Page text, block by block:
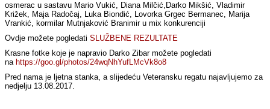
osmerac u sastavu Mario Vukić, Diana Milčić,Darko Mikšić, Vladimir
Križek, Maja Radočaj, Luka Biondić, Lovorka Grgec Bermanec, Marija
Vrankić, kormilar Mutnjaković Branimir u mix konkurenciji
Ovdje možete pogledatiSLUŽBENE REZULTATE
Krasne fotke koje je napravio Darko Zibar možete pogledati
na https://goo.gl/photos/24wqNhYufLMcVk8o8
Pred nama je ljetna stanka, a slijedeću Veteransku regatu najavljujemo za
nedjelju 13.08.2017.